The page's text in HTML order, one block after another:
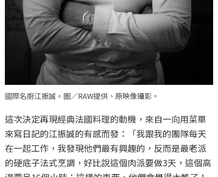
國際名廚江振誠。圖／RAW提供、原映像攝影。
這次決定再現經典法國料理的動機，來自一向用菜單
來寫日記的江振誠的有感而發：「我跟我的團隊每天
在一起工作，我發現他們最有興趣的，反而是最老派
的硬底子法式烹調，好比說這個肉派要做3天，這個高